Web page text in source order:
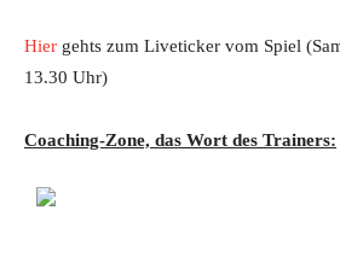
Hier gehts zum Liveticker vom Spiel
13.30 Uhr)
Coaching-Zone, das Wort des Trainers: